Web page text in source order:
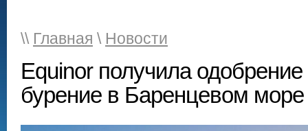
\\ Главная \ Новости
Equinor получила
бурение в Баренцевом море